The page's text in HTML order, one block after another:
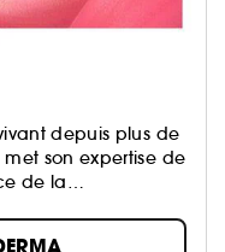
depuis plus de
son expertise de
de la
des produits
de peaux, et à